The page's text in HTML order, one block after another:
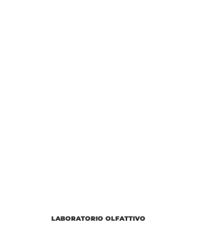
LABORATORIO OLFATTIVO